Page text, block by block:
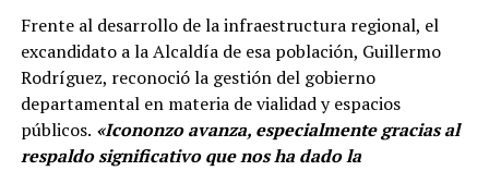
Frente al desarrollo de la infraestructura regional, el
excandidato a la Alcaldía de esa población, Guillermo
Rodríguez, reconoció la gestión del gobierno
departamental en materia de vialidad y espacios
públicos. «Icononzo avanza, especialmente gracias al
respaldo significativo que nos ha dado la